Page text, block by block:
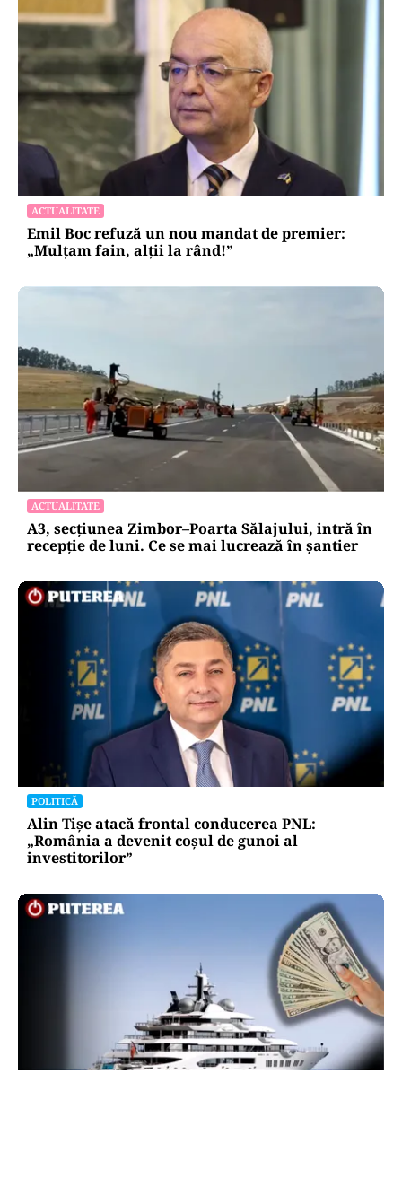
ACTUALITATE
Emil Boc refuză un nou mandat de premier:
„Mulțam fain, alții la rând!”
ACTUALITATE
A3, secțiunea Zimbor–Poarta Sălajului, intră în
recepție de luni. Ce se mai lucrează în șantier
POLITICĂ
Alin Tișe atacă frontal conducerea PNL:
„România a devenit coșul de gunoi al
investitorilor”